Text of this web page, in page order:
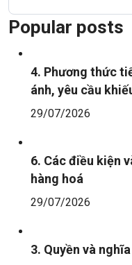
Popular posts
4. Phương thức
ánh, yêu cầu
29/07/2026
6. Các điều kiện
hàng hoá
29/07/2026
3. Quyền và